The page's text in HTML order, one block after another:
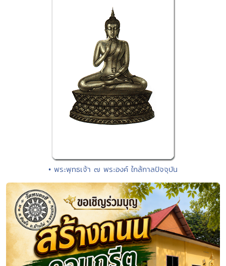
• พระพุทธเจ้า ๗ พระองค์ ใกล้กาลปัจจุบัน